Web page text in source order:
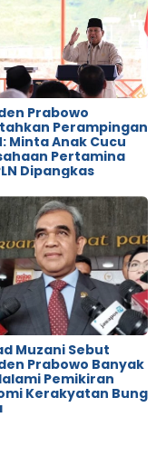
Prabowo
Perampingan
Minta Anak Cucu
Pertamina
Dipangkas
Muzani Sebut
Prabowo Banyak
Pemikiran
Kerakyatan Bung